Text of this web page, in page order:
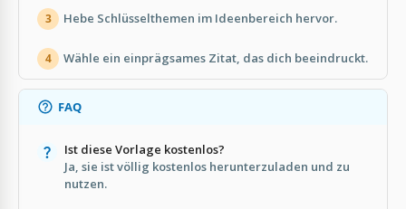
3 Hebe Schlüsselthemen im Ideenbereich hervor.
4 Wähle ein einprägsames Zitat, das dich beeindruckt.
FAQ
Ist diese Vorlage kostenlos?
Ja, sie ist völlig kostenlos herunterzuladen und zu
nutzen.